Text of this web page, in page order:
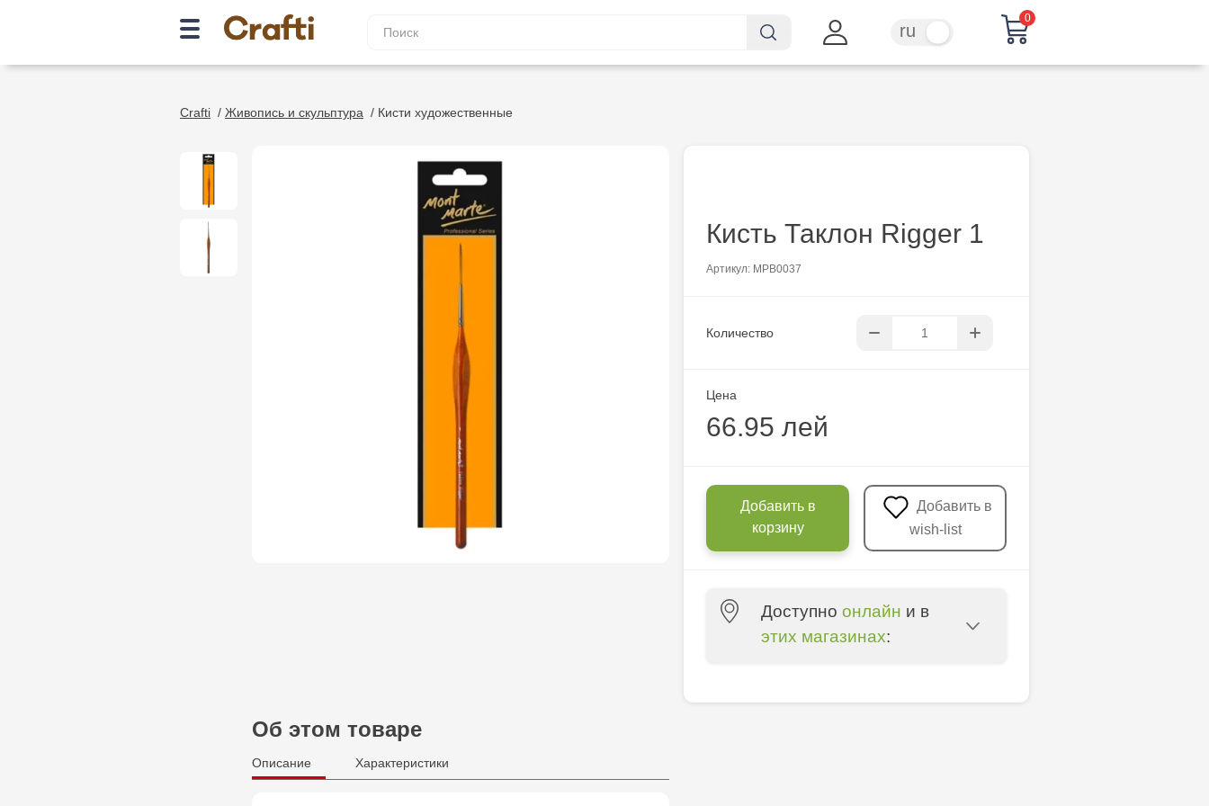
ru
0
Crafti / Живопись и скульптура / Кисти художественные
Кисть Таклон Rigger 1
Артикул: MPB0037
Количество
Цена
66.95 лей
Добавить в
корзину
wish-list
Доступно онлайн и в
этих магазинах:
10/1
Об этом товаре
Описание Характеристики